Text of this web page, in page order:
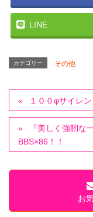
LINE
カテゴリー その他
１００φサイレ
『美しく強靭
BBS×86！！
お